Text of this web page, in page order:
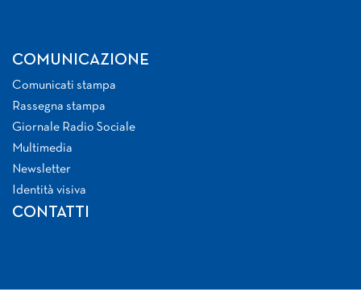
COMUNICAZIONE
Comunicati stampa
Rassegna stampa
Giornale Radio Sociale
Multimedia
Newsletter
Identità visiva
CONTATTI